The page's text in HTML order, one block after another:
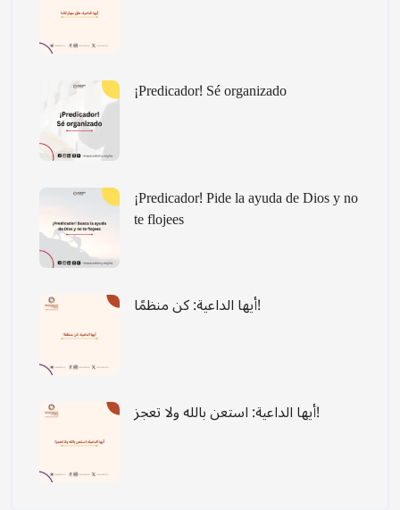
¡Predicador! Sé organizado
¡Predicador! Pide la ayuda de Dios y no
te flojees
أيها الداعية: كن منظمًا!
أيها الداعية: استعن بالله ولا تعجز!